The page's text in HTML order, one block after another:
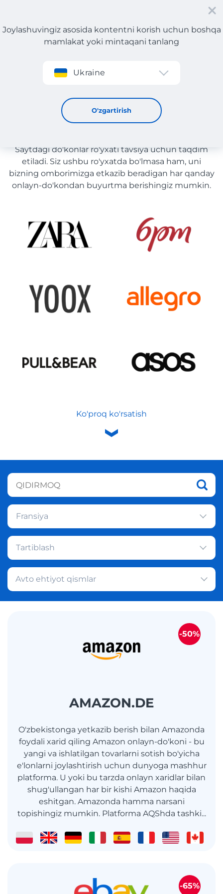
Roʻyxatdan oʻtish
Joylashuvingiz asosida kontentni korish uchun boshqa
mamlakat yoki mintaqani tanlang
Ukraine
O'zgartirish
Avto ehtiyot qismlar yetkazib berish bilan O'zbekiston
Avto ehtiyot qismlar yetkazib
berish bilan O'zbekiston
Saytdagi do'konlar ro'yxati tavsiya uchun taqdim
etiladi. Siz ushbu ro'yxatda bo'lmasa ham, uni
bizning omborimizga etkazib beradigan har qanday
onlayn-do'kondan buyurtma berishingiz mumkin.
Ko'proq ko'rsatish
Fransiya
Tartiblash
Avto ehtiyot qismlar
AMAZON.DE
O'zbekistonga yetkazib berish bilan Amazonda
foydali xarid qiling Amazon onlayn-do'koni - bu
yangi va ishlatilgan tovarlarni sotish bo'yicha
e'lonlarni joylashtirish uchun dunyoga mashhur
platforma. U yoki bu tarzda onlayn xaridlar bilan
shug'ullangan har bir kishi Amazon haqida
eshitgan. Amazonda hamma narsani
topishingiz mumkin. Platforma AQShda tashki...
-50%
-65%